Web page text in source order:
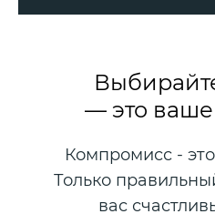
— это
Компромисс -
Только
вас